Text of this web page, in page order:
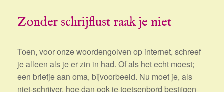
Zonder schrijflust raak je niet
Toen, voor onze woordengolven op internet, schreef
je alleen als je er zin in had. Of als het echt moest;
een briefje aan oma, bijvoorbeeld. Nu moet je, als
niet-schrijver, hoe dan ook je toetsenbord bestijgen